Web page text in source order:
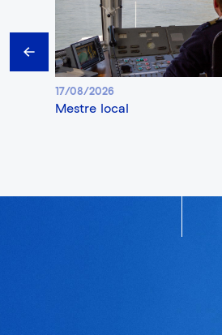
Prev
17/08/2026
mestre local